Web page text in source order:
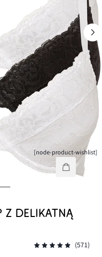
[node-product-wishlist]
Z DELIKATNĄ
(571)